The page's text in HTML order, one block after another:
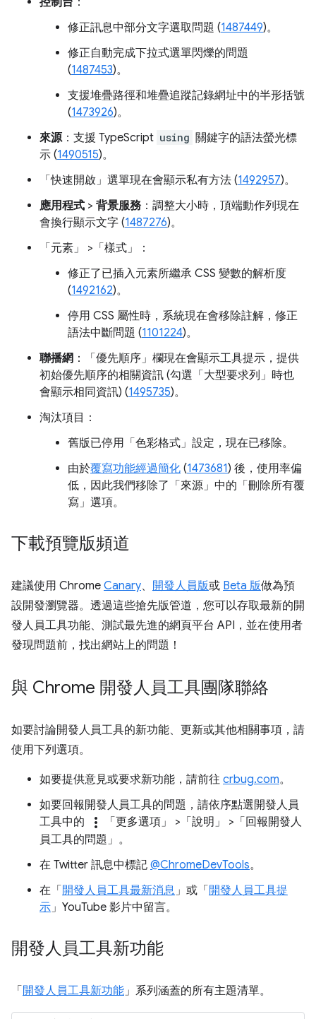
修正訊息中部分文字選取問題 (1487449)。
修正自動完成下拉式選單閃爍的問題
(1487453)。
支援堆疊路徑和堆疊追蹤記錄網址中的半形括號
(1473926)。
來源：支援 TypeScript using 關鍵字的語法螢光標
示 (1490515)。
「快速開啟」 選單現在會顯示私有方法 (1492957)。
應用程式 > 背景服務 ：調整大小時，頂端動作列現在
會換行顯示文字 (1487276)。
「元素」
>「樣式」
：
修正了已插入元素所繼承 CSS 變數的解析度
(1492162)。
停用 CSS 屬性時，系統現在會移除註解，修正
語法中斷問題 (1101224)。
聯播網 ：「優先順序」 欄現在會顯示工具提示，提供
初始優先順序的相關資訊 (勾選「大型要求列」 時也
會顯示相同資訊) (1495735)。
淘汰項目：
舊版已停用「色彩格式」 設定，現在已移除。
由於覆寫功能經過簡化 (1473681) 後，使用率偏
低，因此我們移除了「來源」 中的「刪除所有覆
寫」選項。
下載預覽版頻道
建議使用 Chrome Canary、 開發人員版或 Beta 版做為預
設開發瀏覽器。透過這些搶先版管道，您可以存取最新的開
發人員工具功能、測試最先進的網頁平台 API，並在使用者
發現問題前，找出網站上的問題！
與 Chrome 開發人員工具團隊聯絡
如要討論開發人員工具的新功能、更新或其他相關事項，請
使用下列選項。
如要提供意見或要求新功能，請前往 crbug.com。
如要回報開發人員工具的問題，請依序點選開發人員
工具中的
more_vert 「更多選項」 >「說明」
>「回報開發人
員工具的問題」 。
在 Twitter 訊息中標記 @ChromeDevTools。
在「開發人員工具最新消息 」或「開發人員工具提
示 」YouTube 影片中留言。
開發人員工具新功能
「開發人員工具新功能 」系列涵蓋的所有主題清單。